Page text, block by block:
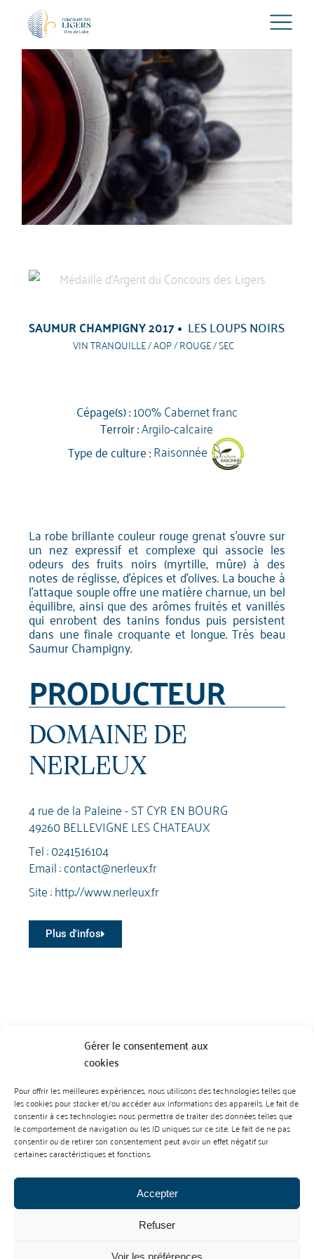
Gérer le consentement aux
cookies
Pour offrir les meilleures expériences, nous utilisons des technologies telles que
les cookies pour stocker et/ou accéder aux informations des appareils. Le fait de
consentir à ces technologies nous permettra de traiter des données telles que
le comportement de navigation ou les ID uniques sur ce site. Le fait de ne pas
consentir ou de retirer son consentement peut avoir un effet négatif sur
certaines caractéristiques et fonctions.
Accepter
Refuser
Voir les préférences
SAUMUR CHAMPIGNY 2017 LES LOUPS NOIRS
VIN TRANQUILLE / AOP / ROUGE / SEC
Cépage(s) :100% Cabernet franc
Terroir :Argilo-calcaire
Type de culture :Raisonnée
La robe brillante couleur rouge grenat s'ouvre sur
un nez expressif et complexe qui associe les
odeurs des fruits noirs (myrtille, mûre) à des
notes de réglisse, d'épices et d'olives. La bouche à
l'attaque souple offre une matière charnue, un bel
équilibre, ainsi que des arômes fruités et vanillés
qui enrobent des tanins fondus puis persistent
dans une finale croquante et longue. Très beau
Saumur Champigny.
PRODUCTEUR
DOMAINE DE
NERLEUX
4 rue de la Paleine - ST CYR EN BOURG
49260 BELLEVIGNE LES CHATEAUX
Tel :0241516104
Email :contact@nerleux.fr
Site :http://www.nerleux.fr
Plus d'infos
BP 70023 - 49610 JUIGNE SUR LOIRE
Tél :07 88 99 01 07
Contact